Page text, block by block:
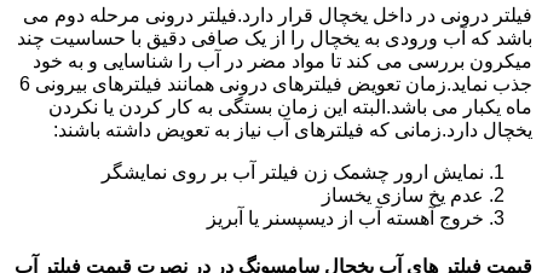
فیلتر درونی در داخل یخچال قرار دارد.فیلتر درونی مرحله دوم می
باشد که آب ورودی به یخچال را از یک صافی دقیق با حساسیت چند
میکرون بررسی می کند تا مواد مضر در آب را شناسایی و به خود
جذب نماید.زمان تعویض فیلترهای درونی همانند فیلترهای بیرونی 6
ماه یکبار می باشد.البته این زمان بستگی به کار کردن یا نکردن
یخچال دارد.زمانی که فیلترهای آب نیاز به تعویض داشته باشند:
نمایش ارور چشمک زن فیلتر آب بر روی نمایشگر
عدم یخ سازی یخساز
خروج آهسته آب از دیسپسنر یا آبریز
قیمت فیلتر های آب یخچال سامسونگ در در نصرت قیمت فیلتر آب